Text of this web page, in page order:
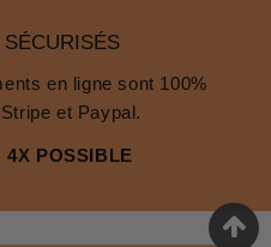
SÉCURISÉS
en ligne sont 100%
et Paypal.
4X POSSIBLE